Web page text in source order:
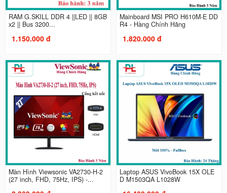
RAM G.SKILL DDR 4 ||LED || 8GB
x2 || Bus 3200...
1.150.000 đ
Mainboard MSI PRO H610M-E DD
R4 - Hàng Chính Hãng
1.820.000 đ
Màn Hình Viewsonic VA2730-H-2
(27 inch, FHD, 75Hz, IPS) -...
Laptop ASUS VivoBook 15X OLE
D M1503QA L1028W